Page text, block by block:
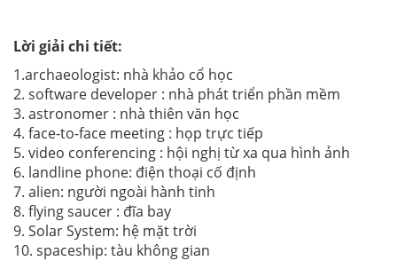
Lời giải chi tiết:
1.archaeologist: nhà khảo cổ học
2. software developer : nhà phát triển phần mềm
3. astronomer : nhà thiên văn học
4. face-to-face meeting : họp trực tiếp
5. video conferencing : hội nghị từ xa qua hình ảnh
6. landline phone: điện thoại cố định
7. alien: người ngoài hành tinh
8. flying saucer : đĩa bay
9. Solar System: hệ mặt trời
10. spaceship: tàu không gian